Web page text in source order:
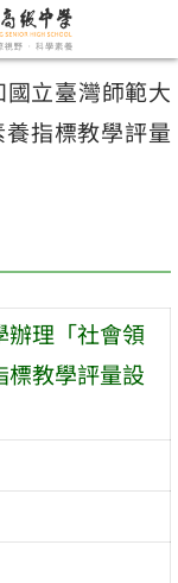
國立臺灣師範大
指標教學評量
辦理「社會領
標教學評量設